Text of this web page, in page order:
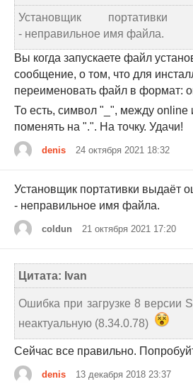
Установщик
- неправильное имя файла.
Вы когда запускаете файл
сообщение, о том, что для
переименовать файл в формат:
То есть, символ "_", между online
поменять на ".". На точку. Удачи!
denis 24 октября 2021 18:32
Установщик портативки выдаёт
- неправильное имя файла.
coldun 21 октября 2021 17:20
Цитата: Ivan
Ошибка при загрузке 8 версии
неактуальную (8.34.0.78)
Сейчас все правильно.
denis 13 декабря 2018 23:37